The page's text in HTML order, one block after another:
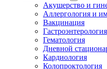
Акушерство и
Аллергология и
Вакцинация
Гастроэнтерология
Гематология
Дневной
Кардиология
Колопроктология